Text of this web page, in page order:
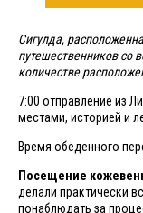
Сигулда,
путешественников
количестве
7:00 отправление из
местами, историей и
Время обеденного
Посещение
делали практически
понаблюдать за